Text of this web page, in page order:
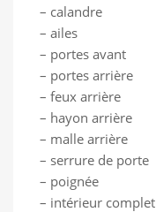
– calandre
– ailes
– portes avant
– portes arrière
– feux arrière
– hayon arrière
– malle arrière
– serrure de porte
– poignée
– intérieur complet